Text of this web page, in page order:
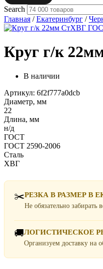
Search
Главная /Екатеринбург /
Круг г/к
В наличии
Артикул: 6f2f777a0dcb
Диаметр, мм
22
Длина, мм
н/д
ГОСТ
ГОСТ 2590-2006
Сталь
ХВГ
✂️РЕЗКА В РАЗМЕР В
Не обязательно
🚚ЛОГИСТИЧЕСКОЕ
Организуем доставку на